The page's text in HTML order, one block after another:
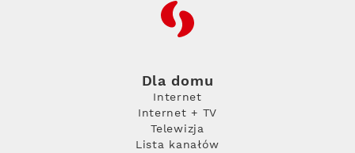
RFC
Dla domu
Internet
Internet + TV
Telewizja
Lista kanałów